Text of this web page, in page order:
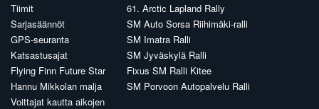
Tiimit
Sarjasäännöt
GPS-seuranta
Katsastusajat
Flying Finn Future Star
Hannu Mikkolan malja
Voittajat kautta aikojen
61. Arctic Lapland Rally
SM Auto Sorsa Riihimäki-ralli
SM Imatra Ralli
SM Jyväskylä Ralli
Fixus SM Ralli Kitee
SM Porvoon Autopalvelu Ralli